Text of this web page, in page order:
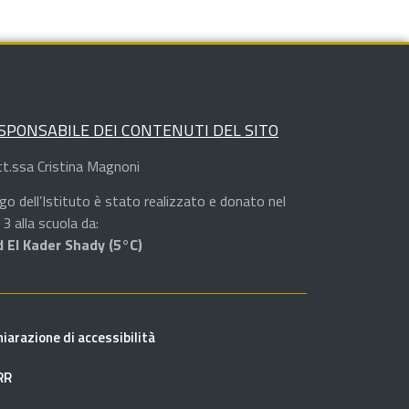
DEI CONTENUTI DEL SITO
Cristina Magnoni
dell’Istituto è stato realizzato e donato nel
alla scuola da:
El Kader Shady (5°C)
di accessibilità